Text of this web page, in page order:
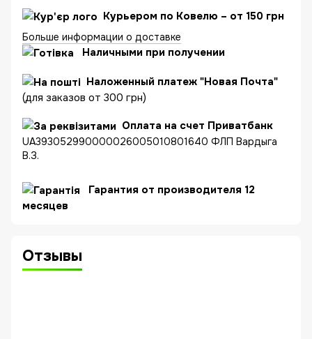
Курьером по Ковелю – от 150 грн
Больше информации о доставке
Наличными при получении
Наложенный платеж "Новая Почта"
(для заказов от 300 грн)
Оплата на счет Приватбанк
UA393052990000026005010801640 ФЛП Вардыга
В.З.
Гарантия от производителя 12
месяцев
Отзывы